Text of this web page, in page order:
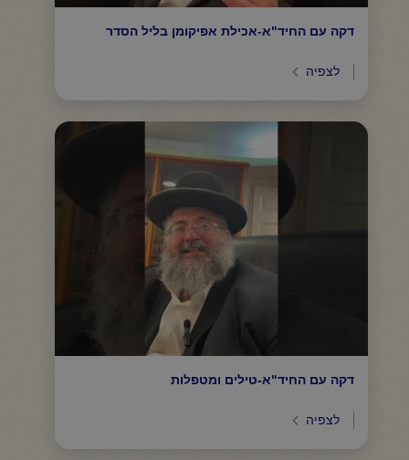
דקה עם החיד"א-אכילת אפיקומן בליל הסדר
לצפיה
דקה עם החיד"א-טילים ומטפלות
לצפיה